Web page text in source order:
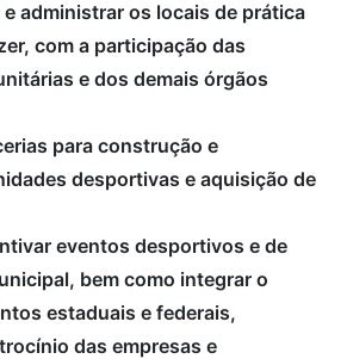
administrar os locais de prática
com a participação das
e dos demais órgãos
para construção e
desportivas e aquisição de
eventos desportivos e de
bem como integrar o
estaduais e federais,
das empresas e